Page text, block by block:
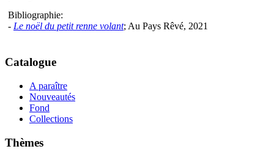
Bibliographie:
- Le noël du petit renne volant; Au Pays Rêvé, 2021
Catalogue
A paraître
Nouveautés
Fond
Collections
Thèmes